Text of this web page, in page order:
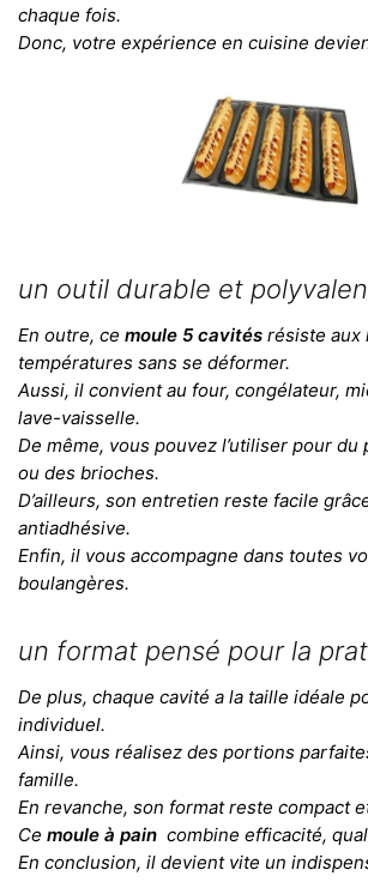
chaque fois.
Donc, votre expérience en cuisine
un outil durable et
En outre, ce moule 5 cavités résiste aux
températures sans se déformer.
Aussi, il convient au four, congélateur,
lave-vaisselle.
De même, vous pouvez l’utiliser pour du
ou des brioches.
D’ailleurs, son entretien reste facile
antiadhésive.
Enfin, il vous accompagne dans toutes
boulangères.
un format pensé pour la
De plus, chaque cavité a la taille idéale
individuel.
Ainsi, vous réalisez des portions
famille.
En revanche, son format reste compact
Ce moule à pain combine efficacité,
En conclusion, il devient vite un